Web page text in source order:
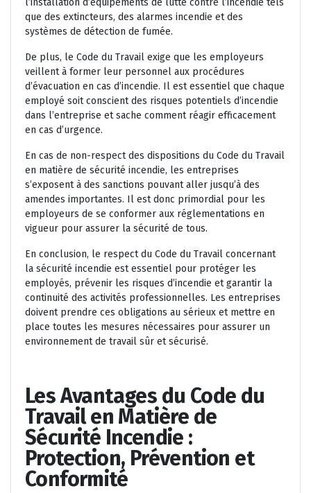
l’installation d’équipements de lutte contre l’incendie tels
que des extincteurs, des alarmes incendie et des
systèmes de détection de fumée.
De plus, le Code du Travail exige que les employeurs
veillent à former leur personnel aux procédures
d’évacuation en cas d’incendie. Il est essentiel que chaque
employé soit conscient des risques potentiels d’incendie
dans l’entreprise et sache comment réagir efficacement
en cas d’urgence.
En cas de non-respect des dispositions du Code du Travail
en matière de sécurité incendie, les entreprises
s’exposent à des sanctions pouvant aller jusqu’à des
amendes importantes. Il est donc primordial pour les
employeurs de se conformer aux réglementations en
vigueur pour assurer la sécurité de tous.
En conclusion, le respect du Code du Travail concernant
la sécurité incendie est essentiel pour protéger les
employés, prévenir les risques d’incendie et garantir la
continuité des activités professionnelles. Les entreprises
doivent prendre ces obligations au sérieux et mettre en
place toutes les mesures nécessaires pour assurer un
environnement de travail sûr et sécurisé.
Les Avantages du Code du
Travail en Matière de
Sécurité Incendie :
Protection, Prévention et
Conformité